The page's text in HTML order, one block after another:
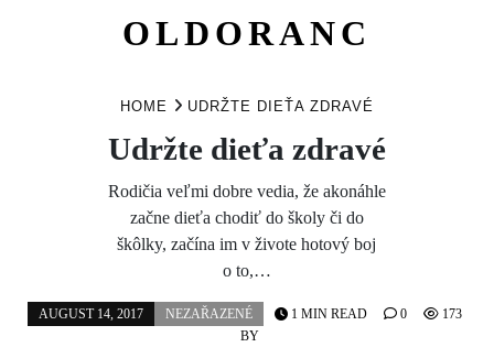
OLDORANC
HOME UDRŽTE DIEŤA ZDRAVÉ
Udržte dieťa zdravé
Rodičia veľmi dobre vedia, že akonáhle
začne dieťa chodiť do školy či do
škôlky, začína im v živote hotový boj
o to,…
AUGUST 14, 2017
NEZAŘAZENÉ
BY
1 MIN READ 0 173